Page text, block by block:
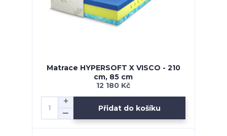
Matrace HYPERSOFT X VISCO - 210
cm, 85 cm
12 180 Kč
Přidat do košíku